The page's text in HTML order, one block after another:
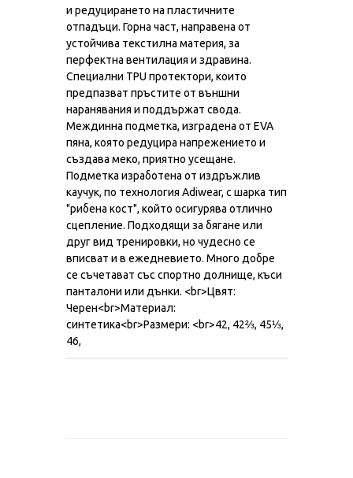
и редуцирането на пластичните
отпадъци. Горна част, направена от
устойчива текстилна материя, за
перфектна вентилация и здравина.
Специални TPU протектори, които
предпазват пръстите от външни
наранявания и поддържат свода.
Междинна подметка, изградена от EVA
пяна, която редуцира напрежението и
създава меко, приятно усещане.
Подметка изработена от издръжлив
каучук, по технология Adiwear, с шарка тип
"рибена кост", който осигурява отлично
сцепление. Подходящи за бягане или
друг вид тренировки, но чудесно се
вписват и в ежедневието. Много добре
се съчетават със спортно долнище, къси
панталони или дънки. <br>Цвят:
Черен<br>Материал:
синтетика<br>Размери: <br>42, 42⅔, 45⅓,
46,